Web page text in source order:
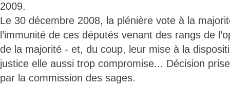
2009.
Le 30 décembre 2008, la plénière vote à la
l’immunité de ces députés venant des rangs de
de la majorité - et, du coup, leur mise à la
justice elle aussi trop compromise... Décision
par la commission des sages.